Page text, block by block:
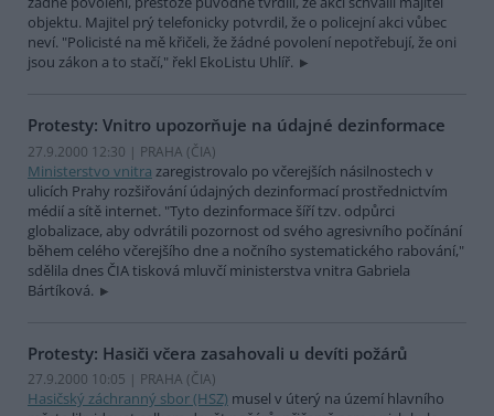
objektu. Majitel prý telefonicky potvrdil, že o policejní akci vůbec
neví. "Policisté na mě křičeli, že žádné povolení nepotřebují, že oni
jsou zákon a to stačí," řekl EkoListu Uhlíř.
Protesty: Vnitro upozorňuje na údajné dezinformace
27.9.2000 12:30 | PRAHA (ČIA)
Ministerstvo vnitra zaregistrovalo po včerejších násilnostech v
ulicích Prahy rozšiřování údajných dezinformací prostřednictvím
médií a sítě internet. "Tyto dezinformace šíří tzv. odpůrci
globalizace, aby odvrátili pozornost od svého agresivního počínání
během celého včerejšího dne a nočního systematického rabování,"
sdělila dnes ČIA tisková mluvčí ministerstva vnitra Gabriela
Bártíková.
Protesty: Hasiči včera zasahovali u devíti požárů
27.9.2000 10:05 | PRAHA (ČIA)
Hasičský záchranný sbor (HSZ) musel v úterý na území hlavního